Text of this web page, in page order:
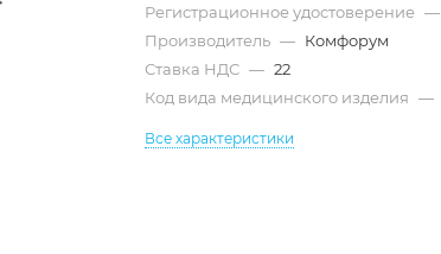
Регистрационное удостоверение —
Производитель — Комфорум
Ставка НДС — 22
Код вида медицинского изделия —
Все характеристики